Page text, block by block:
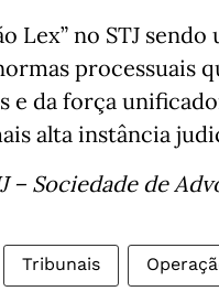
Lex” no STJ sendo
processuais
e da força
alta instância
– Sociedade de
Tribunais